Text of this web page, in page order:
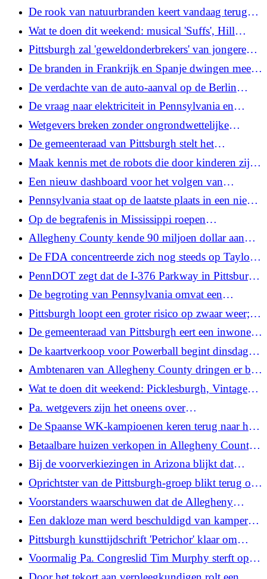
De rook van natuurbranden keert vandaag terug
naar Pittsburgh, code oranje
luchtkwaliteitswaarschuwing is van kracht tot
middernacht
Wat te doen dit weekend: musical 'Suffs', Hill
District Arts Festival, Sky Watch: Celestial
Navigation
Pittsburgh zal 'geweldonderbrekers' van jongeren
als bemiddelaars gebruiken. Wat betekent dat?
De branden in Frankrijk en Spanje dwingen meer
dan 300.000 mensen hun huizen te ontvluchten
De verdachte van de auto-aanval op de Berlin
Pride is dood, zegt de politie
De vraag naar elektriciteit in Pennsylvania en
omliggende staten overtreft het aanbod
Wetgevers breken zonder ongrondwettelijke
moordvonnissen aan te pakken, waardoor 1K Pa.-
levensreddende mensen in het ongewisse blijven
De gemeenteraad van Pittsburgh stelt het
belastingsubsidievoorstel in de binnenstad voor,
onder scherpe kritiek
Maak kennis met de robots die door kinderen zijn
geprogrammeerd om hun inheemse talen te
spreken
Een nieuw dashboard voor het volgen van
mazelen van het Pa. Department of Health toont dit
jaar meer dan 100 gevallen
Pennsylvania staat op de laatste plaats in een nieuw
onderzoek naar de kiezersregistratie onder 18-
jarigen
Op de begrafenis in Mississippi roepen
burgerrechtenleiders op tot gerechtigheid voor de
18-jarige Nolan Wells
Allegheny County kende 90 miljoen dollar aan
staatsgeld toe voor senioren, banen en
infrastructuur
De FDA concentreerde zich nog steeds op Taylor
Farms-sla als bron van Cyclospora, ondanks de
ingetrokken test
PennDOT zegt dat de I-376 Parkway in Pittsburgh
volgende week eerder dan gepland zal heropenen
De begroting van Pennsylvania omvat een
verhoging van de staatskunstfinanciering met $ 1
miljoen
Pittsburgh loopt een groter risico op zwaar weer;
overstromingswacht loopt
De gemeenteraad van Pittsburgh eert een inwoner
van het Hill District, die een van de meest
duurzame critici is
De kaartverkoop voor Powerball begint dinsdag in
het Verenigd Koninkrijk
Ambtenaren van Allegheny County dringen er bij
de bewoners op aan om binnen te blijven te
midden van de zware rook van bosbranden
Wat te doen dit weekend: Picklesburgh, Vintage
Grand Prix, 'Mystery on the Mon'
Pa. wetgevers zijn het oneens over
ongrondwettelijke moordvonnissen als
slachtoffers, advocaten vrezen passiviteit
De Spaanse WK-kampioenen keren terug naar huis
voor een parade voor bijna 2 miljoen mensen
Betaalbare huizen verkopen in Allegheny County?
Het is moeilijker dan je zou denken
Bij de voorverkiezingen in Arizona blijkt dat
Republikeinse kiezers de keuzes van Trump voor
belangrijke posten steunen
Oprichtster van de Pittsburgh-groep blikt terug op
haar laatste show, 'The Tempest'
Voorstanders waarschuwen dat de Allegheny
County Jail Oversight Board in strijd kan komen
met de wetten op openbare bijeenkomsten van de
staat
Een dakloze man werd beschuldigd van kamperen.
Hij is een van de eersten
Pittsburgh kunsttijdschrift 'Petrichor' klaar om
nieuw publiek op te bouwen met printuitgave
Voormalig Pa. Congreslid Tim Murphy sterft op
73-jarige leeftijd